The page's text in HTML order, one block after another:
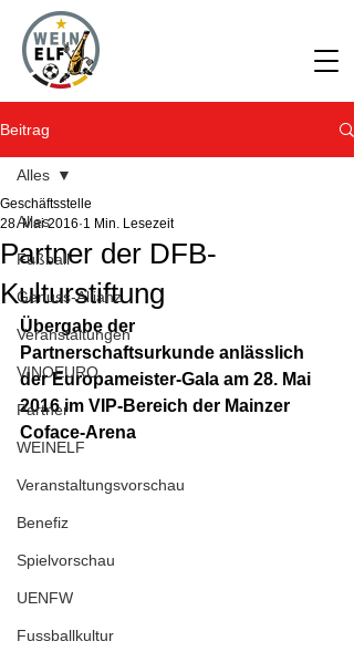
Beitrag
Alles
Fußball
Genuss-Allianz
Veranstaltungen
VINOEURO
Partner
WEINELF
Veranstaltungsvorschau
Benefiz
Spielvorschau
UENFW
Fussballkultur
Alles
Partner der DFB-
Kulturstiftung
Geschäftsstelle
28. Mai 2016 1 Min. Lesezeit
Übergabe der
Partnerschaftsurkunde anlässlich
der Europameister-Gala am 28. Mai
2016 im VIP-Bereich der Mainzer
Coface-Arena